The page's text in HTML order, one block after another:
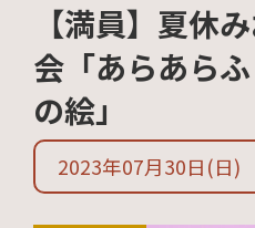
【満員】夏休
会「あらあら
の絵」
2023年07月30日 (日)